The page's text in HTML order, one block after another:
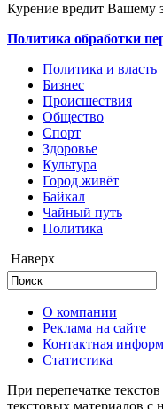
Курение вредит Вашему
Политика обработки
Политика и власть
Бизнес
Происшествия
Общество
Cпорт
Здоровье
Культура
Город живёт
Байкал
Чайный путь
Политика
Наверх
О компании
Реклама на сайте
Контактная
Статистика
При перепечатке